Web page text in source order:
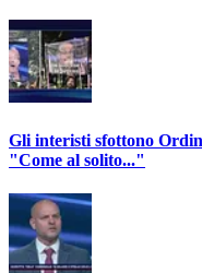
Gli interisti sfottono
"Come al solito..."